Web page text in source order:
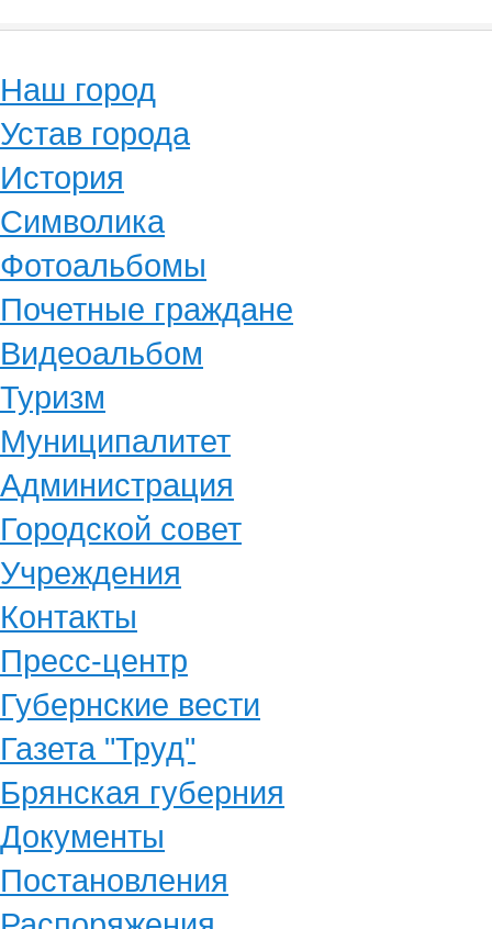
Наш город
Устав города
История
Символика
Фотоальбомы
Почетные граждане
Видеоальбом
Туризм
Муниципалитет
Администрация
Городской совет
Учреждения
Контакты
Пресс-центр
Губернские вести
Газета "Труд"
Брянская губерния
Документы
Постановления